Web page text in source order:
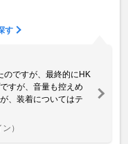
す
のですが、最終的にHK
すが、音量も控えめ
、装着についてはテ
）